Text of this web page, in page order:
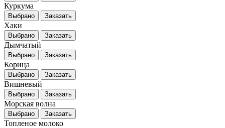
Куркума
Выбрано Заказать
Хаки
Выбрано Заказать
Дымчатый
Выбрано Заказать
Корица
Выбрано Заказать
Вишневый
Выбрано Заказать
Морская волна
Выбрано Заказать
Топленое молоко